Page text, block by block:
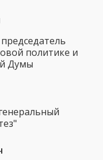
политике и
Думы